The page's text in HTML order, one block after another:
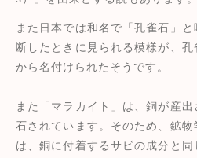
また日本では和名で「孔雀石」
断したときに見られる模様が、
から名付けられたそうです。
また「マラカイト」は、銅が産
石されています。そのため、鉱
は、銅に付着するサビの成分と